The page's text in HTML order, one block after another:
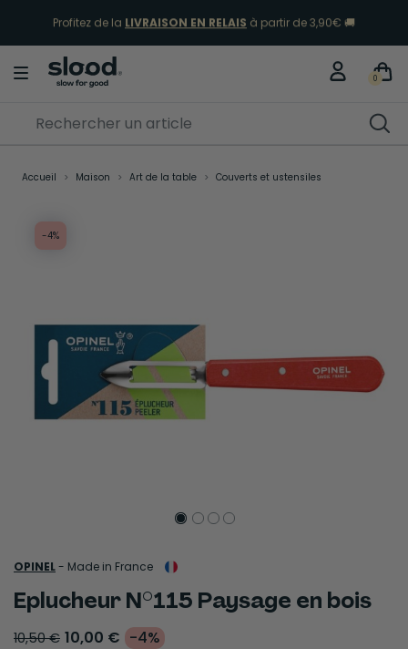
Profitez de la LIVRAISON EN RELAIS à partir de 3,90€ 🚚
0
Accueil Maison Art de la table Couverts et ustensiles
-4%
OPINEL- Made in France
Eplucheur N°115 Paysage en bois
10,50 € 10,00 € -4%